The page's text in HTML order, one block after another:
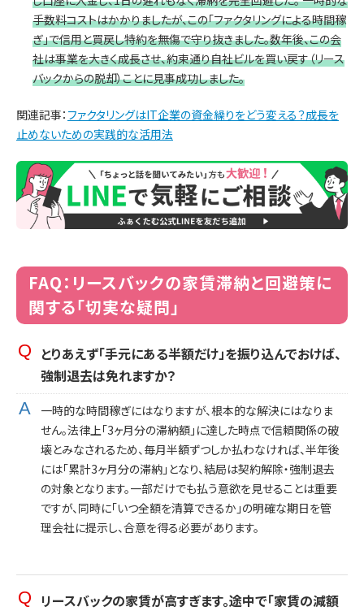
手数料コストはかかりましたが、この「ファクタリングによる時間稼
ぎ」で信用と買戻し特約を無傷で守り抜きました。数年後、この会
社は事業を大きく成長させ、約束通り自社ビルを買い戻す（リース
バックからの脱却）ことに見事成功しました。
関連記事： ファクタリングはIT企業の資金繰りをどう変える？成長を
止めないための実践的な活用法
FAQ：リースバックの家賃滞納と回避策に
関する「切実な疑問」
とりあえず「手元にある半額だけ」を振り込んでおけば、
強制退去は免れますか？
一時的な時間稼ぎにはなりますが、根本的な解決にはなりま
せん。法律上「3ヶ月分の滞納額」に達した時点で信頼関係の破
壊とみなされるため、毎月半額ずつしか払わなければ、半年後
には「累計3ヶ月分の滞納」となり、結局は契約解除・強制退去
の対象となります。一部だけでも払う意欲を見せることは重要
ですが、同時に「いつ全額を清算できるか」の明確な期日を管
理会社に提示し、合意を得る必要があります。
リースバックの家賃が高すぎます。途中で「家賃の減額